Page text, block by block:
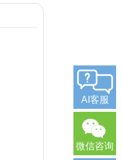
AI客服
微信咨询